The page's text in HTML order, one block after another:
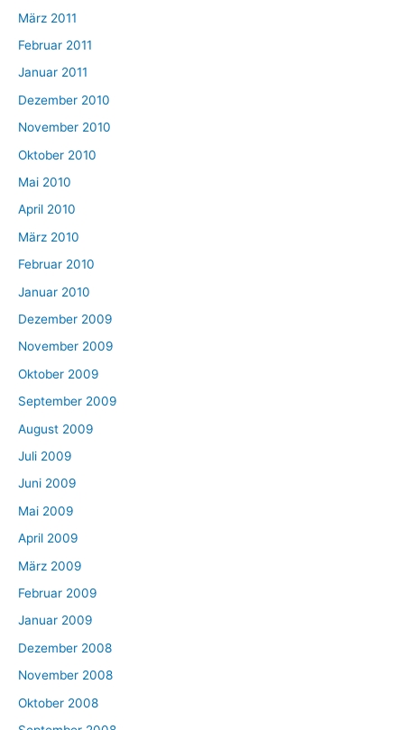
März 2011
Februar 2011
Januar 2011
Dezember 2010
November 2010
Oktober 2010
Mai 2010
April 2010
März 2010
Februar 2010
Januar 2010
Dezember 2009
November 2009
Oktober 2009
September 2009
August 2009
Juli 2009
Juni 2009
Mai 2009
April 2009
März 2009
Februar 2009
Januar 2009
Dezember 2008
November 2008
Oktober 2008